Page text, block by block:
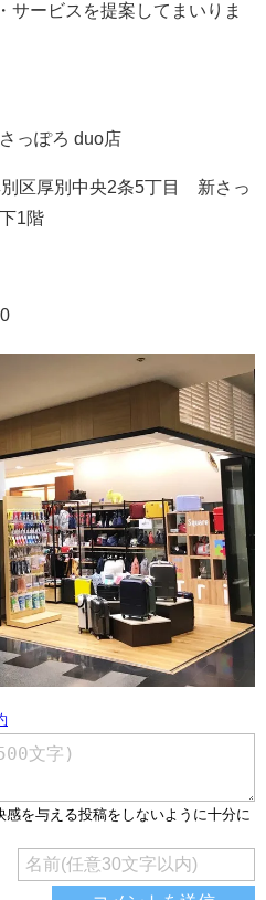
サービスを提案してまいりま
っぽろ duo店
区厚別中央2条5丁目 新さっ
1階